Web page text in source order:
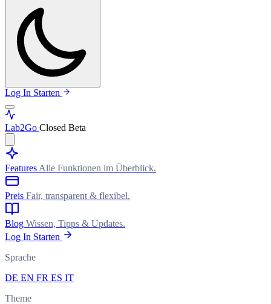
Log In Starten
Lab2Go Closed Beta
Features Alle Funktionen im Überblick.
Preis Fair, transparent & flexibel.
Blog Wissen, Tipps & Updates.
Log In Starten
Sprache
DE EN FR ES IT
Theme